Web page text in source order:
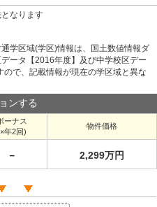
なります
学区域(学区)情報は、国土数値情報ダ
ータ【2016年度】及び中学校区デー
で、記載情報が現在の学区域と異な
ンする
ーナス
年2回)
物件価格
－ 2,299万円